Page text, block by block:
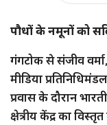
पौधों के नमूनों को
गंगटोक से संजीव
मीडिया
प्रवास के दौरान
क्षेत्रीय केंद्र का